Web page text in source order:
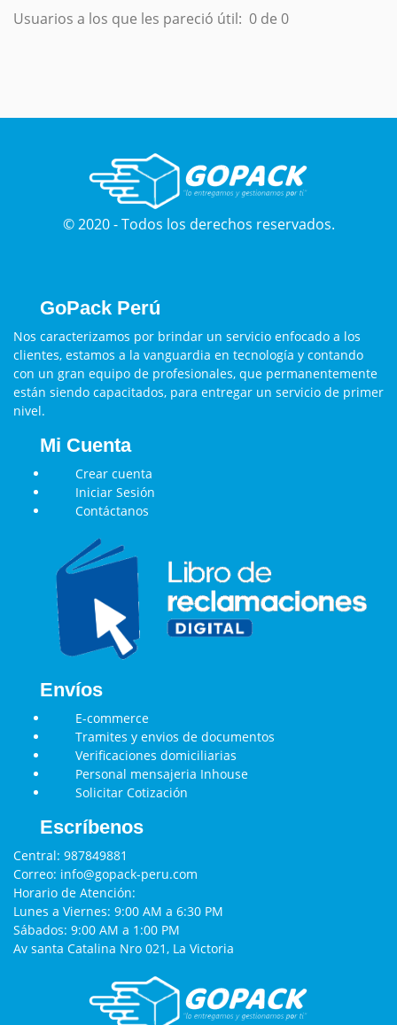
Usuarios a los que les pareció útil: 0 de 0
© 2020 - Todos los derechos reservados.
GoPack Perú
Nos caracterizamos por brindar un servicio enfocado a los
clientes, estamos a la vanguardia en tecnología y contando
con un gran equipo de profesionales, que permanentemente
están siendo capacitados, para entregar un servicio de primer
nivel.
Mi Cuenta
Crear cuenta
Iniciar Sesión
Contáctanos
Envíos
E-commerce
Tramites y envios de documentos
Verificaciones domiciliarias
Personal mensajeria Inhouse
Solicitar Cotización
Escríbenos
Central: 987849881
Correo: info@gopack-peru.com
Horario de Atención:
Lunes a Viernes: 9:00 AM a 6:30 PM
Sábados: 9:00 AM a 1:00 PM
Av santa Catalina Nro 021, La Victoria